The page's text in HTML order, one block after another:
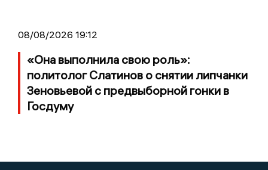
08/08/2026 19:12
«Она выполнила свою роль»:
политолог Слатинов о снятии липчанки
Зеновьевой с предвыборной гонки в
Госдуму